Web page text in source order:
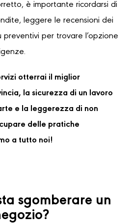
è importante ricordarsi di
leggere le recensioni dei
preventivi per trovare l’opzione
otterrai il miglior
la sicurezza di un lavoro
e la leggerezza di non
delle pratiche
a tutto noi!
sgomberare un